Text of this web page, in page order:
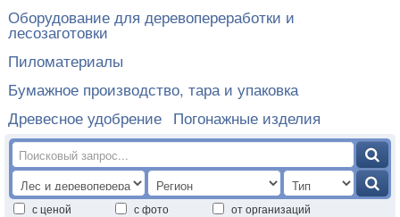
Оборудование для деревопереработки и
лесозаготовки
Пиломатериалы
Бумажное производство, тара и упаковка
Древесное удобрение Погонажные изделия
с ценой с фото
от организаций